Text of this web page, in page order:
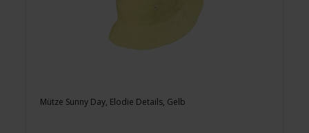
Mütze Sunny Day, Elodie Details, Gelb